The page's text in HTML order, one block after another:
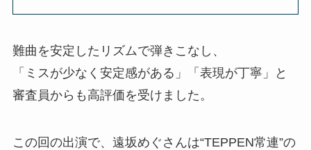
難曲を安定したリズムで弾きこなし、
「ミスが少なく安定感がある」「表現が丁寧」と
審査員からも高評価を受けました。
この回の出演で、遠坂めぐさんは“TEPPEN常連”の